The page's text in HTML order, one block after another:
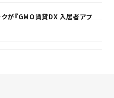
が『GMO賃貸DX 入居者アプ